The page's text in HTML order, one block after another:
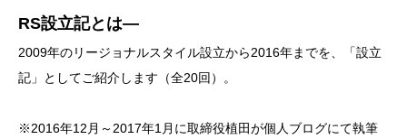
RS設立記とは―
2009年のリージョナルスタイル設立から2016年までを、「設立
記」としてご紹介します（全20回）。
※2016年12月～2017年1月に取締役植田が個人ブログにて執筆